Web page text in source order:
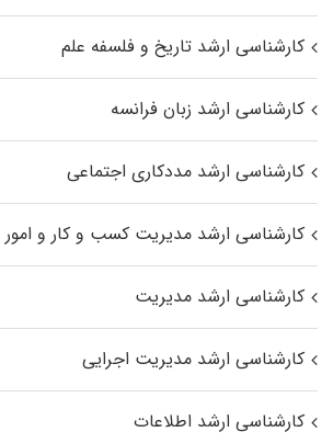
کارشناسی ارشد تاریخ و فلسفه علم
کارشناسی ارشد زبان فرانسه
کارشناسی ارشد مددکاری اجتماعی
کارشناسی ارشد مدیریت کسب و کار و
کارشناسی ارشد مدیریت
کارشناسی ارشد مدیریت اجرایی
کارشناسی ارشد اطلاعات